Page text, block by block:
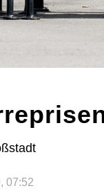
07:52